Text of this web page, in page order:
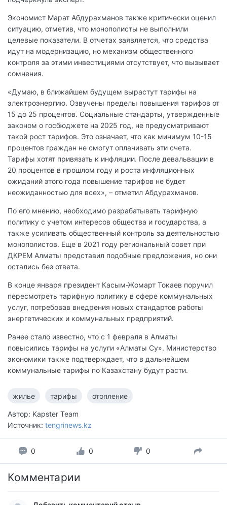
Экономист Марат Абдурахманов также критически оценил
ситуацию, отметив, что монополисты не выполнили
целевые показатели. В отчетах заявляется, что средства
идут на модернизацию, но механизм общественного
контроля за этими инвестициями отсутствует, что вызывает
сомнения.
«Думаю, в ближайшем будущем вырастут тарифы на
электроэнергию. Озвучены пределы повышения тарифов от
15 до 25 процентов. Социальные стандарты, утвержденные
законом о госбюджете на 2025 год, не предусматривают
такой рост тарифов. Это означает, что как минимум 10-15
процентов граждан не смогут оплачивать эти счета.
Тарифы хотят привязать к инфляции. После девальвации в
20 процентов в прошлом году и роста инфляционных
ожиданий этого года повышение тарифов не будет
неожиданностью для всех», – отметил Абдурахманов.
По его мнению, необходимо разрабатывать тарифную
политику с учетом интересов общества и государства, а
также усиливать общественный контроль за деятельностью
монополистов. Еще в 2021 году региональный совет при
ДКРЕМ Алматы представил подобные предложения, но они
остались без ответа.
В конце января президент Касым-Жомарт Токаев поручил
пересмотреть тарифную политику в сфере коммунальных
услуг, потребовав внедрения новых стандартов работы
энергетических и коммунальных предприятий.
Ранее стало известно, что с 1 февраля в Алматы
повысились тарифы на услуги «Алматы Су». Министерство
экономики также подтверждает, что в дальнейшем
коммунальные тарифы по Казахстану будут расти.
жилье тарифы отопление
Автор: Kapster Team
Источник: tengrinews.kz
0 0 0
Комментарии